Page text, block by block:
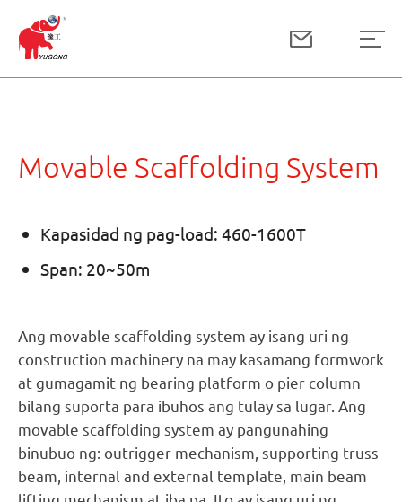
Movable Scaffolding System
Kapasidad ng pag-load: 460-1600T
Span: 20~50m
Ang movable scaffolding system ay isang uri ng
construction machinery na may kasamang formwork
at gumagamit ng bearing platform o pier column
bilang suporta para ibuhos ang tulay sa lugar. Ang
movable scaffolding system ay pangunahing
binubuo ng: outrigger mechanism, supporting truss
beam, internal and external template, main beam